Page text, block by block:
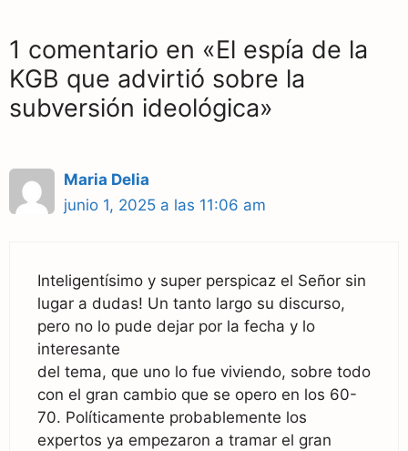
1 comentario en «El espía de la
KGB que advirtió sobre la
subversión ideológica»
Maria Delia
junio 1, 2025 a las 11:06 am
Inteligentísimo y super perspicaz el Señor sin
lugar a dudas! Un tanto largo su discurso,
pero no lo pude dejar por la fecha y lo
interesante
del tema, que uno lo fue viviendo, sobre todo
con el gran cambio que se opero en los 60-
70. Políticamente probablemente los
expertos ya empezaron a tramar el gran